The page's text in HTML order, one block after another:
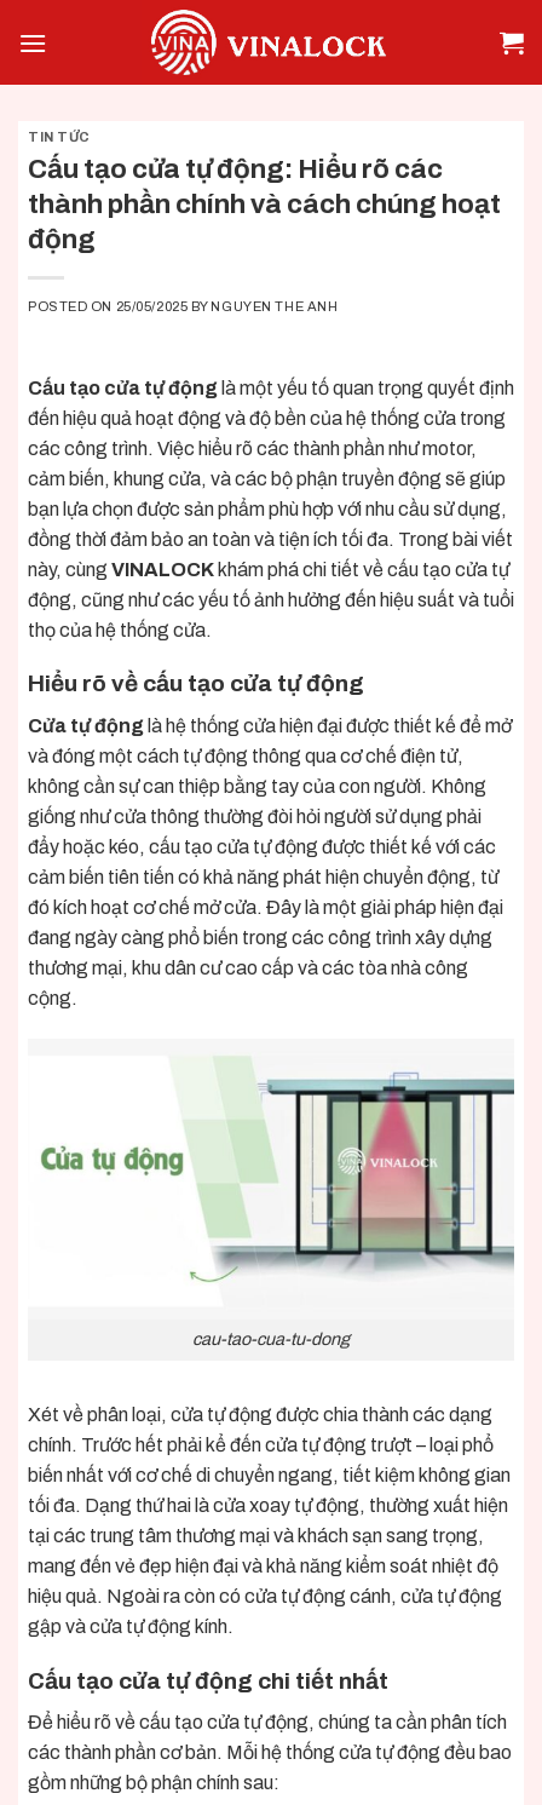
TIN TỨC
Cấu tạo cửa tự động: Hiểu rõ các
thành phần chính và cách chúng hoạt
động
POSTED ON 25/05/2025 BY NGUYEN THE ANH
Cấu tạo cửa tự động là một yếu tố quan trọng quyết định
đến hiệu quả hoạt động và độ bền của hệ thống cửa trong
các công trình. Việc hiểu rõ các thành phần như motor,
cảm biến, khung cửa, và các bộ phận truyền động sẽ giúp
bạn lựa chọn được sản phẩm phù hợp với nhu cầu sử dụng,
đồng thời đảm bảo an toàn và tiện ích tối đa. Trong bài viết
này, cùng VINALOCK khám phá chi tiết về cấu tạo cửa tự
động, cũng như các yếu tố ảnh hưởng đến hiệu suất và tuổi
thọ của hệ thống cửa.
Hiểu rõ về cấu tạo cửa tự động
Cửa tự động là hệ thống cửa hiện đại được thiết kế để mở
và đóng một cách tự động thông qua cơ chế điện tử,
không cần sự can thiệp bằng tay của con người. Không
giống như cửa thông thường đòi hỏi người sử dụng phải
đẩy hoặc kéo, cấu tạo cửa tự động được thiết kế với các
cảm biến tiên tiến có khả năng phát hiện chuyển động, từ
đó kích hoạt cơ chế mở cửa. Đây là một giải pháp hiện đại
đang ngày càng phổ biến trong các công trình xây dựng
thương mại, khu dân cư cao cấp và các tòa nhà công
cộng.
cau-tao-cua-tu-dong
Xét về phân loại, cửa tự động được chia thành các dạng
chính. Trước hết phải kể đến cửa tự động trượt – loại phổ
biến nhất với cơ chế di chuyển ngang, tiết kiệm không gian
tối đa. Dạng thứ hai là cửa xoay tự động, thường xuất hiện
tại các trung tâm thương mại và khách sạn sang trọng,
mang đến vẻ đẹp hiện đại và khả năng kiểm soát nhiệt độ
hiệu quả. Ngoài ra còn có cửa tự động cánh, cửa tự động
gập và cửa tự động kính.
Cấu tạo cửa tự động chi tiết nhất
Để hiểu rõ về cấu tạo cửa tự động, chúng ta cần phân tích
các thành phần cơ bản. Mỗi hệ thống cửa tự động đều bao
gồm những bộ phận chính sau: